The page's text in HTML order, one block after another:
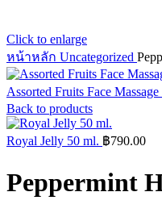
Click to enlarge
หน้าหลัก Uncategorized
Assorted Fruits Face Massage
Back to products
Royal Jelly 50 ml. ฿790.00
Peppermint